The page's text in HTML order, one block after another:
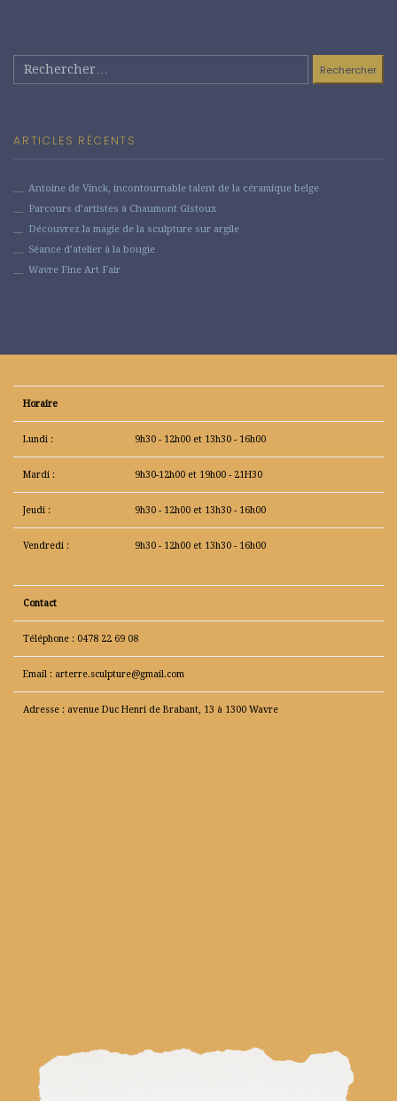
ARTICLES RÉCENTS
Antoine de Vinck, incontournable talent de la céramique belge
Parcours d’artistes à Chaumont Gistoux
Découvrez la magie de la sculpture sur argile
Séance d’atelier à la bougie
Wavre Fine Art Fair
Horaire
Lundi : 9h30 - 12h00 et 13h30 - 16h00
Mardi : 9h30-12h00 et 19h00 - 21H30
Jeudi : 9h30 - 12h00 et 13h30 - 16h00
Vendredi : 9h30 - 12h00 et 13h30 - 16h00
Contact
Téléphone : 0478 22 69 08
Email : arterre.sculpture@gmail.com
Adresse : avenue Duc Henri de Brabant, 13 à 1300 Wavre